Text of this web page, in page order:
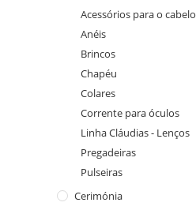
Acessórios para o cabelo
Anéis
Brincos
Chapéu
Colares
Corrente para óculos
Linha Cláudias - Lenços
Pregadeiras
Pulseiras
Cerimónia